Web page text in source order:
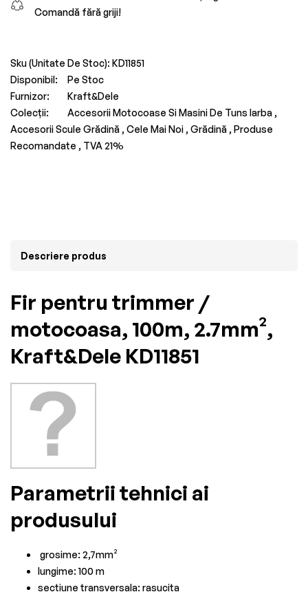
Comandă fără griji!
Sku (Unitate De Stoc): KD11851
Disponibil:
Pe Stoc
Furnizor:
Kraft&Dele
Colecții:
Accesorii Motocoase Si Masini De Tuns Iarba ,
Accesorii Scule Grădină , Cele Mai Noi , Grădină , Produse
Recomandate , TVA 21%
Descriere produs
Fir pentru trimmer /
motocoasa, 100m, 2.7mm²,
Kraft&Dele KD11851
Parametrii tehnici ai
produsului
grosime: 2,7mm²
lungime: 100 m
sectiune transversala: rasucita